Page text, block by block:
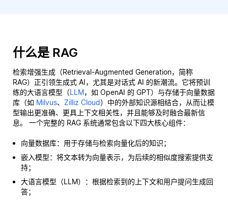
什么是 RAG
检索增强生成（Retrieval-Augmented Generation，简称
RAG）正引领生成式 AI，尤其是对话式 AI 的新潮流。它将预训
练的大语言模型（LLM，如 OpenAI 的 GPT）与存储于向量数据
库（如 Milvus、 Zilliz Cloud）中的外部知识源相结合，从而让模
型输出更准确、更具上下文相关性，并且能够及时融合最新信
息。 一个完整的 RAG 系统通常包含以下四大核心组件：
向量数据库：用于存储与检索向量化后的知识；
嵌入模型：将文本转为向量表示，为后续的相似度搜索提供支
持；
大语言模型（LLM）：根据检索到的上下文和用户提问生成回
答；